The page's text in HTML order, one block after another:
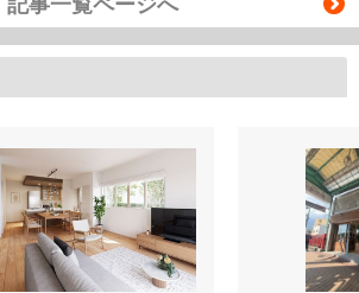
記事一覧ページへ